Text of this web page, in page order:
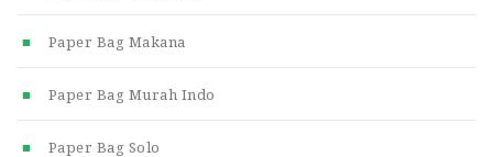
Paper Bag Makana
Paper Bag Murah Indo
Paper Bag Solo